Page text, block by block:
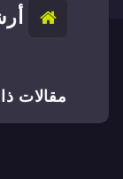
مقالات